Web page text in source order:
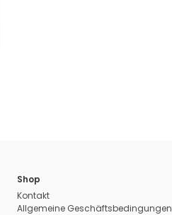
Shop
Kontakt
Allgemeine Geschäftsbedingungen